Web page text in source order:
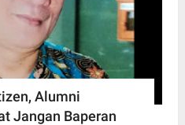
Alumni
Jangan Baperan